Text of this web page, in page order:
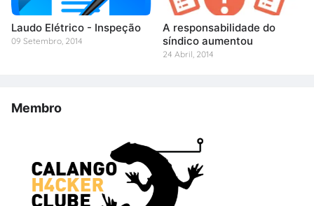
Laudo Elétrico - Inspeção
09 Setembro, 2014
A responsabilidade do
síndico aumentou
24 Abril, 2014
Membro